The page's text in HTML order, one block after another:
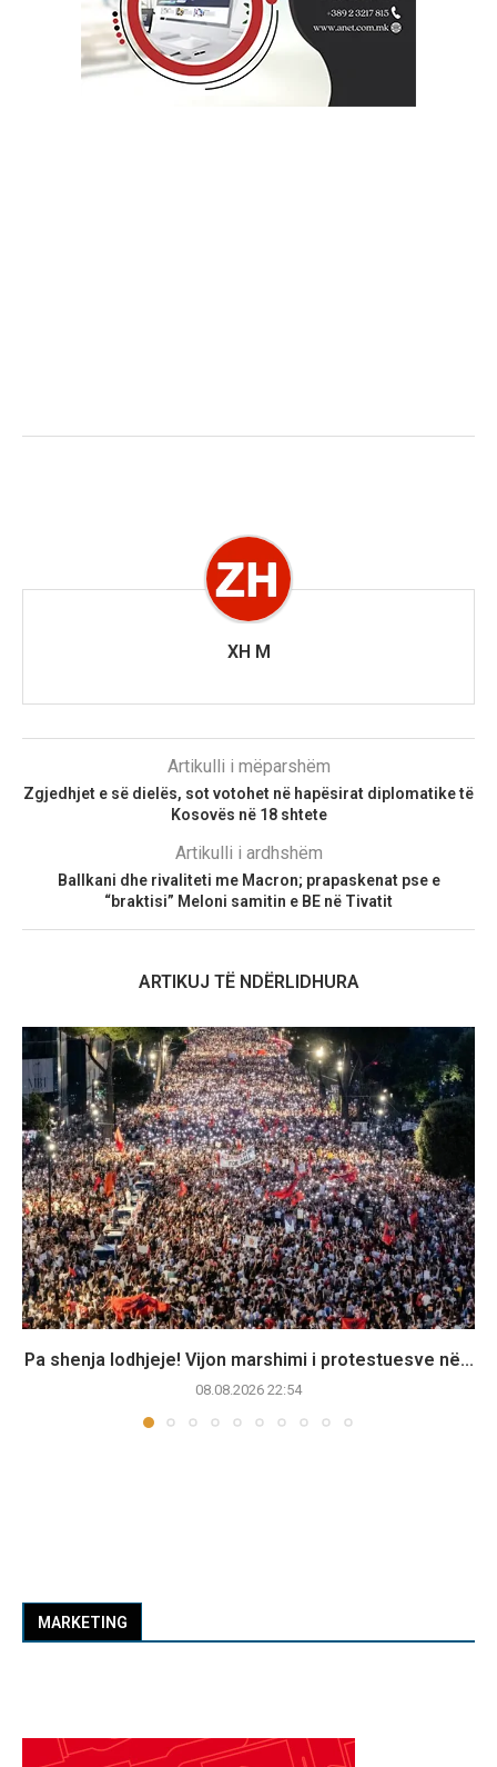
XH M
Artikulli i mëparshëm
Zgjedhjet e së dielës, sot votohet në hapësirat diplomatike të
Kosovës në 18 shtete
Artikulli i ardhshëm
Ballkani dhe rivaliteti me Macron; prapaskenat pse e
“braktisi” Meloni samitin e BE në Tivatit
ARTIKUJ TË NDËRLIDHURA
Pa shenja lodhjeje! Vijon marshimi i protestuesve në...
08.08.2026 22:54
MARKETING